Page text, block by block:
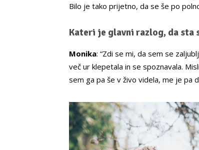
Bilo je tako prijetno, da se še po
Kateri je glavni razlog, da sta
Monika: “Zdi se mi, da sem se
več ur klepetala in se spoznavala.
sem ga pa še v živo videla, me je pa